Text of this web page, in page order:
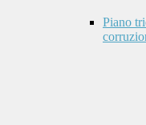
Piano